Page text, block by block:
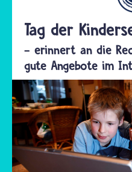
Tag der
- erinnert an die
gute Angebote im